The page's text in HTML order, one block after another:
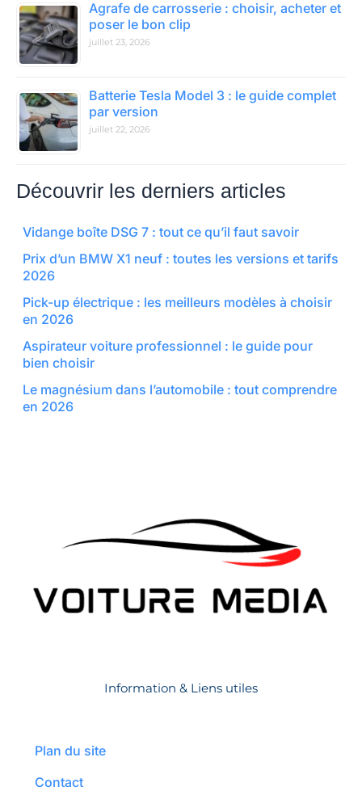
Agrafe de carrosserie : choisir, acheter et
poser le bon clip
juillet 23, 2026
Batterie Tesla Model 3 : le guide complet
par version
juillet 22, 2026
Découvrir les derniers articles
Vidange boîte DSG 7 : tout ce qu’il faut savoir
Prix d’un BMW X1 neuf : toutes les versions et tarifs
2026
Pick-up électrique : les meilleurs modèles à choisir
en 2026
Aspirateur voiture professionnel : le guide pour
bien choisir
Le magnésium dans l’automobile : tout comprendre
en 2026
Information & Liens utiles
Plan du site
Contact